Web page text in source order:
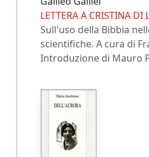
LETTERA A CRISTINA DI
Sull'uso della Bibbia
scientifiche. A cura di
Introduzione di Mauro